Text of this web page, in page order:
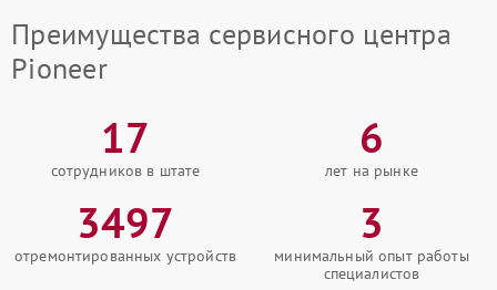
Преимущества сервисного центра
Pioneer
17
сотрудников в штате
6
лет на рынке
3497
отремонтированных устройств
3
минимальный опыт работы
специалистов